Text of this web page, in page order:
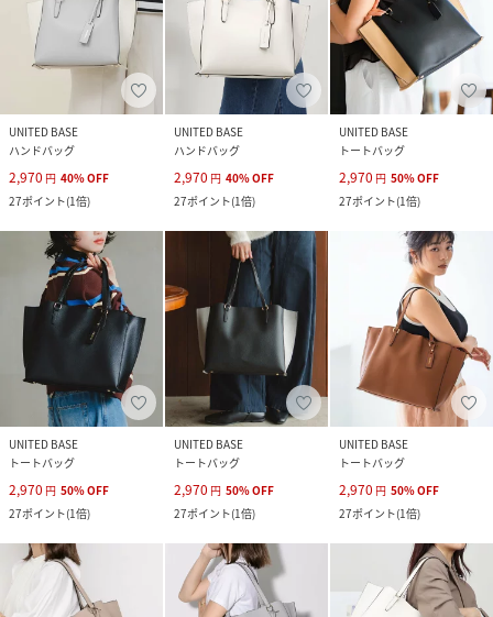
UNITED BASE
ハンドバッグ
2,970 円 40%OFF
27ポイント(1倍)
UNITED BASE
ハンドバッグ
2,970 円 40%OFF
27ポイント(1倍)
UNITED BASE
トートバッグ
2,970 円 50%OFF
27ポイント(1倍)
UNITED BASE
トートバッグ
2,970 円 50%OFF
27ポイント(1倍)
UNITED BASE
トートバッグ
2,970 円 50%OFF
27ポイント(1倍)
UNITED BASE
トートバッグ
2,970 円 50%OFF
27ポイント(1倍)